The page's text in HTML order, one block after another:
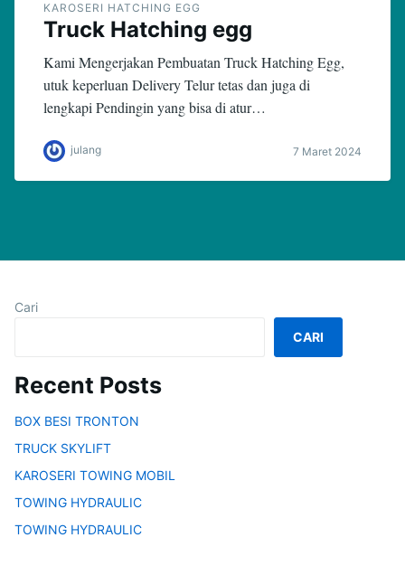
KAROSERI HATCHING EGG
Truck Hatching egg
Kami Mengerjakan Pembuatan Truck Hatching Egg,
utuk keperluan Delivery Telur tetas dan juga di
lengkapi Pendingin yang bisa di atur…
julang 7 Maret 2024
Cari
CARI
Recent Posts
BOX BESI TRONTON
TRUCK SKYLIFT
KAROSERI TOWING MOBIL
TOWING HYDRAULIC
TOWING HYDRAULIC